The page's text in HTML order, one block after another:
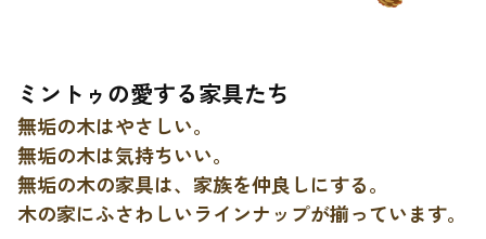
ミントゥの愛する家具たち
無垢の木はやさしい。
無垢の木は気持ちいい。
無垢の木の家具は、家族を仲良しにする。
木の家にふさわしいラインナップが揃っています。